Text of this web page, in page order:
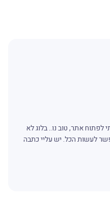
לפתוח אתר, טוב נו.. בלוג לא
לעשות הכל. יש עליי כתבה